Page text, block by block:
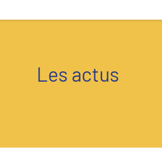
Les actus